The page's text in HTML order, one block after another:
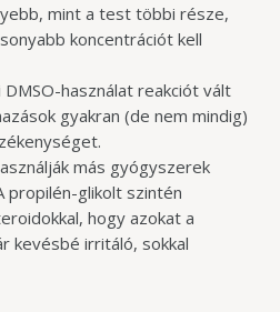
mint a test többi része,
koncentrációt kell
DMSO-használat reakciót vált
gyakran (de nem mindig)
más gyógyszerek
glikolt szintén
hogy azokat a
kevésbé irritáló, sokkal